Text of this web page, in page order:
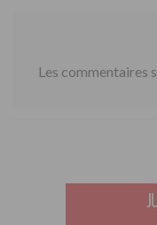
Les commentaires